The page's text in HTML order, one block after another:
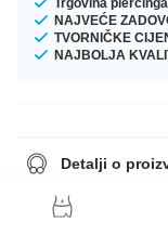
NAJVEĆE
TVORNIČKE
NAJBOLJA
Detalji o
Veličina iznosi 1.6
izbor boja, od Crna do